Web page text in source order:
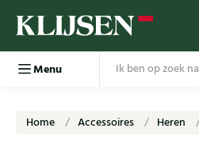
Menu
Home Accessoires Heren